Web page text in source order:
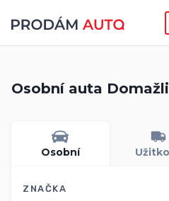
Osobní auta
Osobní
ZNAČKA